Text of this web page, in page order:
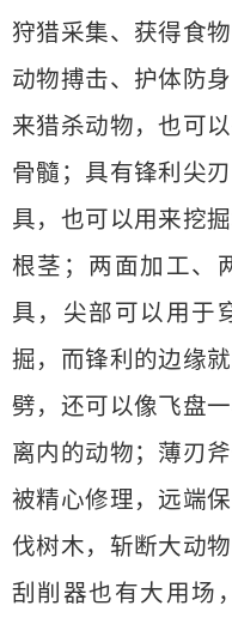
狩猎采集、获得食
动物搏击、护体防
来猎杀动物，也可
骨髓；具有锋利尖
具，也可以用来挖
根茎；两面加工、
具，尖部可以用于
掘，而锋利的边缘
劈，还可以像飞盘
离内的动物；薄刃
被精心修理，远端
伐树木，斩断大动
刮削器也有大用场